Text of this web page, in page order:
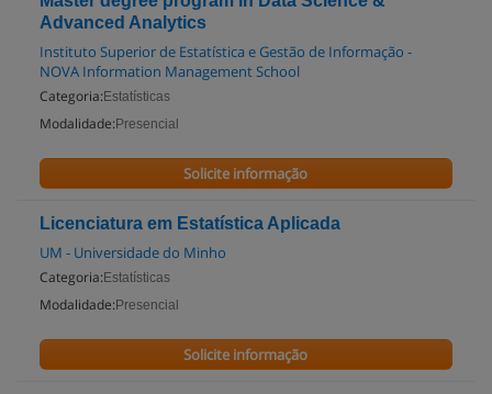
Advanced Analytics
Instituto Superior de Estatística e Gestão de Informação -
NOVA Information Management School
Categoria: Estatísticas
Modalidade: Presencial
Solicite informação
Licenciatura em Estatística Aplicada
UM - Universidade do Minho
Categoria: Estatísticas
Modalidade: Presencial
Solicite informação